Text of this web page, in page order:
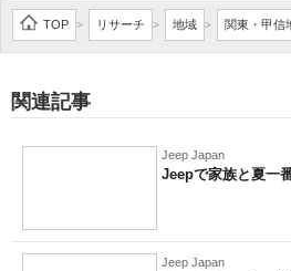
TOP > リサーチ > 地域 > 関東・甲信
関連記事
Jeep Japan
Jeepで家族と夏一
Jeep Japan